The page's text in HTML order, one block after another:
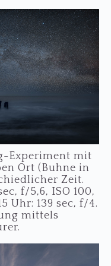
Experiment mit
Ort (Buhne in
Zeit.
f/5,6, ISO 100,
Uhr: 139 sec, f/4.
mittels